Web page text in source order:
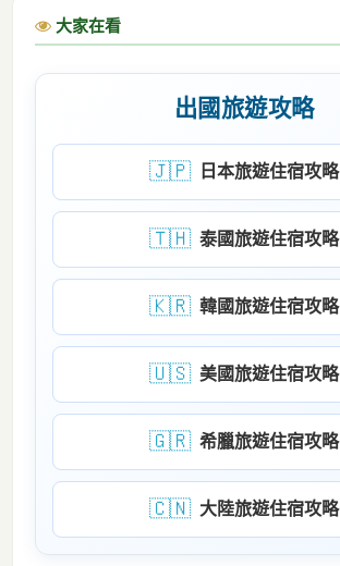
大家在看
出國旅遊攻略
🇯🇵 日本旅遊住宿攻略
🇹🇭 泰國旅遊住宿攻略
🇰🇷 韓國旅遊住宿攻略
🇺🇸 美國旅遊住宿攻略
🇬🇷 希臘旅遊住宿攻略
🇨🇳 大陸旅遊住宿攻略